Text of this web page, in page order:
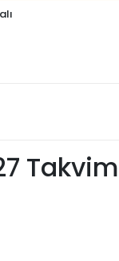
Takvim